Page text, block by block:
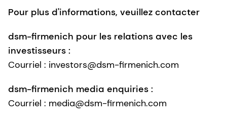
Pour plus d'informations, veuillez contacter
dsm-firmenich pour les relations avec les
investisseurs :
Courriel : investors@dsm-firmenich.com
dsm-firmenich media enquiries :
Courriel : media@dsm-firmenich.com